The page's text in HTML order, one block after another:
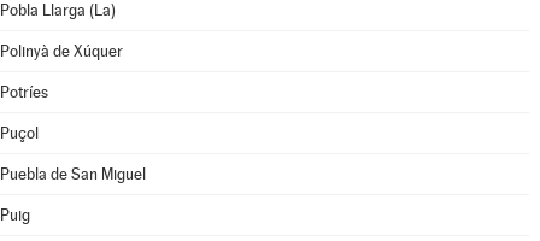
Pobla Llarga (La)
Polinyà de Xúquer
Potríes
Puçol
Puebla de San Miguel
Puig